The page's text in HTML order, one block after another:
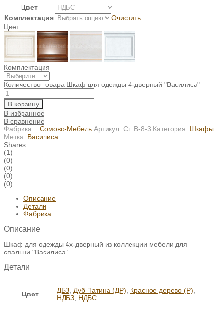
Цвет
Комплектация
Очистить
Цвет
Комплектация
Количество товара Шкаф для одежды 4-дверный "Василиса"
В корзину
В избранное
В сравнение
Фабрика: : Сомово-Мебель Артикул: Сп В-8-3 Категория: Шкафы
Метка: Василиса
Shares:
(1)
(0)
(0)
(0)
(0)
Описание
Детали
Фабрика
Описание
Шкаф для одежды 4х-дверный из коллекции мебели для
спальни "Василиса"
Детали
Цвет ДБЗ, Дуб Патина (ДР), Красное дерево (Р),
НДБЗ, НДБС